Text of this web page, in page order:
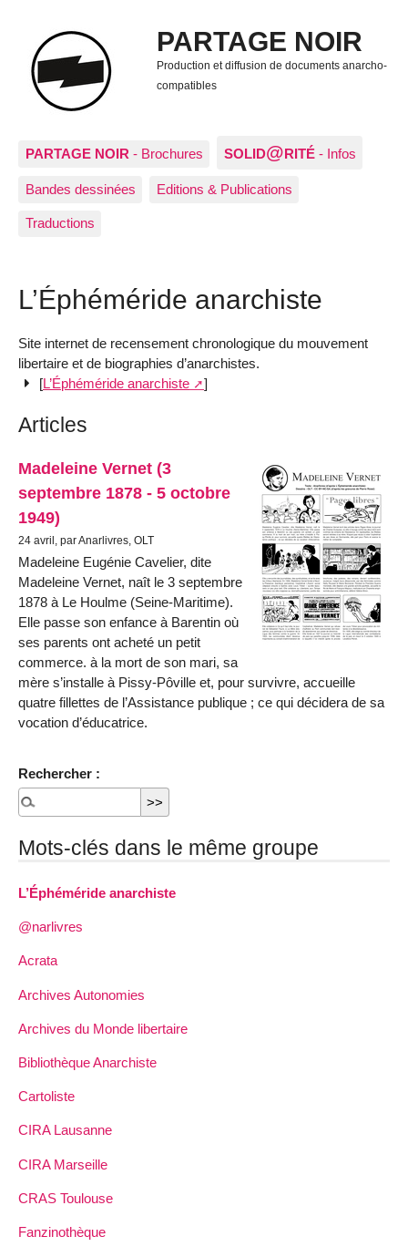
PARTAGE NOIR
Production et diffusion de documents anarcho-
compatibles
PARTAGE NOIR - Brochures SOLID@RITÉ - Infos
Bandes dessinées Editions & Publications
Traductions
L’Éphéméride anarchiste
Site internet de recensement chronologique du mouvement
libertaire et de biographies d’anarchistes.
[L’Éphéméride anarchiste ]
Articles
Madeleine Vernet (3
septembre 1878 - 5 octobre
1949)
24 avril, par Anarlivres, OLT
Madeleine Eugénie Cavelier, dite
Madeleine Vernet, naît le 3 septembre
1878 à Le Houlme (Seine-Maritime).
Elle passe son enfance à Barentin où
ses parents ont acheté un petit
commerce. à la mort de son mari, sa
mère s’installe à Pissy-Pôville et, pour survivre, accueille
quatre fillettes de l’Assistance publique ; ce qui décidera de sa
vocation d’éducatrice.
Rechercher :
Mots-clés dans le même groupe
L’Éphéméride anarchiste
@narlivres
Acrata
Archives Autonomies
Archives du Monde libertaire
Bibliothèque Anarchiste
Cartoliste
CIRA Lausanne
CIRA Marseille
CRAS Toulouse
Fanzinothèque